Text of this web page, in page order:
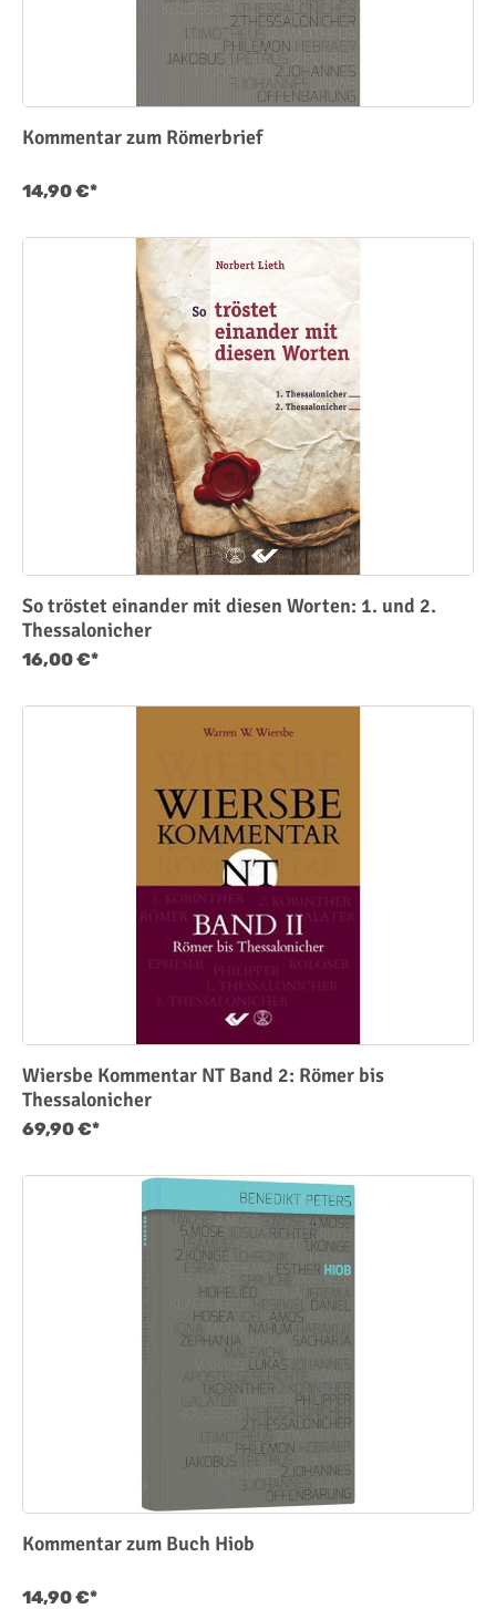
Kommentar zum Römerbrief
14,90 €*
So tröstet einander mit diesen Worten: 1. und 2.
Thessalonicher
16,00 €*
Wiersbe Kommentar NT Band 2: Römer bis
Thessalonicher
69,90 €*
Kommentar zum Buch Hiob
14,90 €*